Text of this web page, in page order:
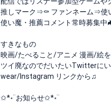
推しマーク⇒⚰ ファンネーム⇒使
使い魔・推薦コメント常時募集中
すきなもの
映画/たべること/アニメ 漫画/絵
ツイ廃なのでだいたいTwitterに
wear/Instagram リンクから♫
✩*॰¨お知らせ✩*॰¨